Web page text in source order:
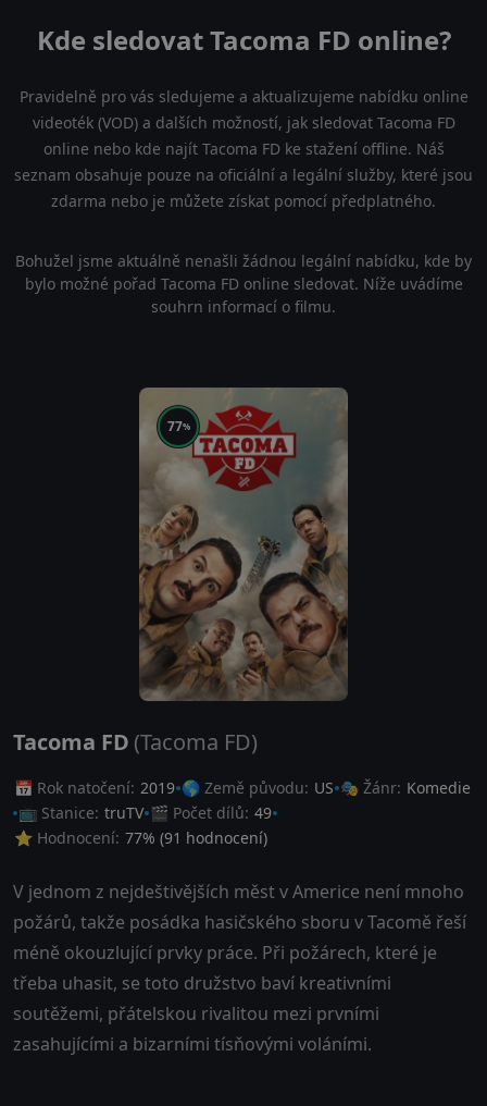
Kde sledovat Tacoma FD online?
Pravidelně pro vás sledujeme a aktualizujeme nabídku online
videoték (VOD) a dalších možností, jak sledovat Tacoma FD
online nebo kde najít Tacoma FD ke stažení offline. Náš
seznam obsahuje pouze na oficiální a legální služby, které jsou
zdarma nebo je můžete získat pomocí předplatného.
Bohužel jsme aktuálně nenašli žádnou legální nabídku, kde by
bylo možné pořad Tacoma FD online sledovat. Níže uvádíme
souhrn informací o filmu.
77%
Tacoma FD (Tacoma FD)
📅 Rok natočení: 2019 🌎 Země původu: US 🎭 Žánr: Komedie
📺 Stanice: truTV 🎬 Počet dílů: 49
⭐ Hodnocení: 77% (91 hodnocení)
V jednom z nejdeštivějších měst v Americe není mnoho
požárů, takže posádka hasičského sboru v Tacomě řeší
méně okouzlující prvky práce. Při požárech, které je
třeba uhasit, se toto družstvo baví kreativními
soutěžemi, přátelskou rivalitou mezi prvními
zasahujícími a bizarními tísňovými voláními.